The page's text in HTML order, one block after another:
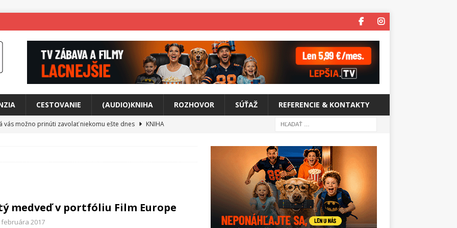
CESTOVANIE (AUDIO)KNIHA ROZHOVOR SÚŤAŽ REFERENCIE & KONTAKTY
vás možno prinúti zavolať niekomu ešte dnes
KNIHA
svet plný tajomstiev
FILM
medveď v portfóliu Film Europe
februára 2017